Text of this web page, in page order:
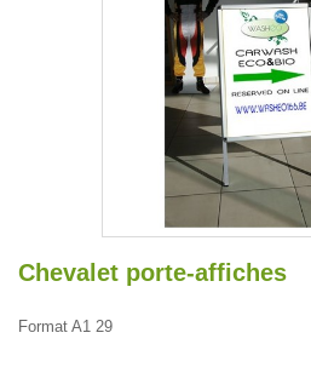
Chevalet porte-affiches
Format A1 29